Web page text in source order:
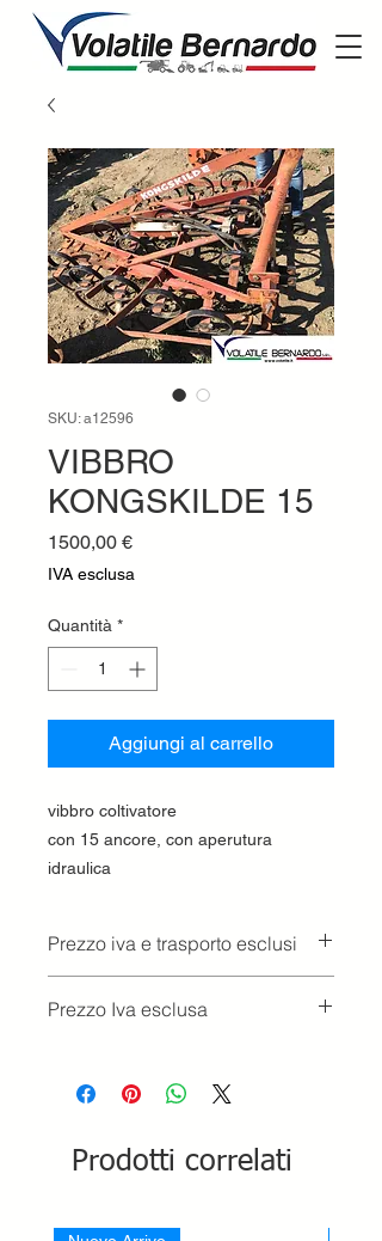
SKU: a12596
VIBBRO
KONGSKILDE 15
1500,00 €Prezzo
IVA esclusa
Quantità *
Aggiungi al carrello
vibbro coltivatore
con 15 ancore, con aperutura
idraulica
Prezzo iva e trasporto esclusi
Prezzo Iva esclusa
Prodotti correlati